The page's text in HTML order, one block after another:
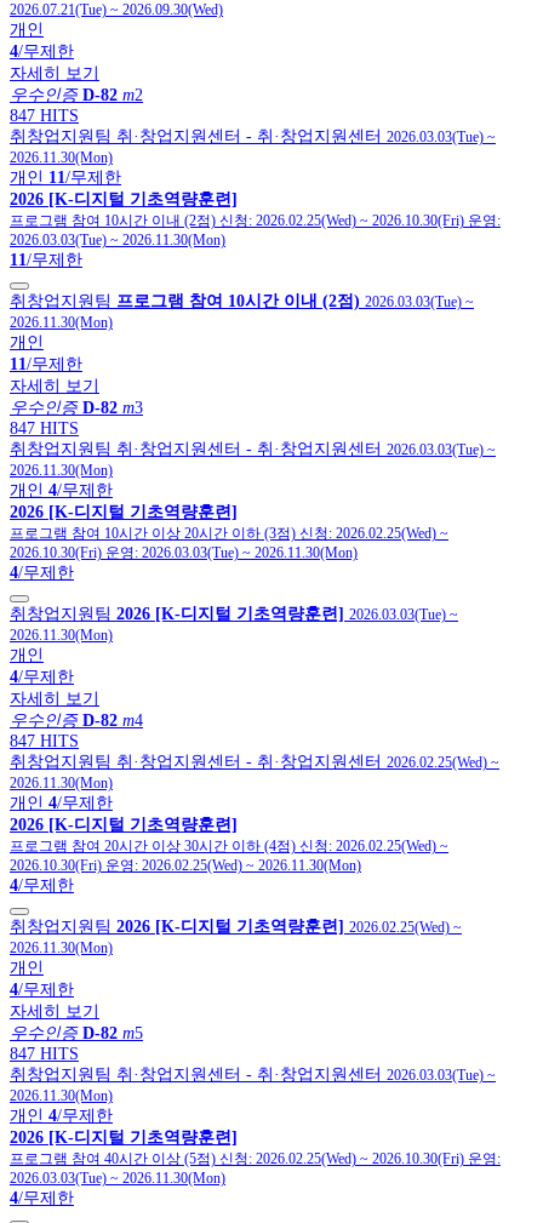
2026.07.21(Tue) ~ 2026.09.30(Wed)
개인
4/무제한
자세히 보기
우수인증 D-82 m2
847 HITS
취창업지원팀 취·창업지원센터 - 취·창업지원센터 2026.03.03(Tue) ~
2026.11.30(Mon)
개인 11/무제한
2026 [K-디지털 기초역량훈련]
프로그램 참여 10시간 이내 (2점) 신청: 2026.02.25(Wed) ~ 2026.10.30(Fri) 운영:
2026.03.03(Tue) ~ 2026.11.30(Mon)
11/무제한
취창업지원팀 프로그램 참여 10시간 이내 (2점) 2026.03.03(Tue) ~
2026.11.30(Mon)
개인
11/무제한
자세히 보기
우수인증 D-82 m3
847 HITS
취창업지원팀 취·창업지원센터 - 취·창업지원센터 2026.03.03(Tue) ~
2026.11.30(Mon)
개인 4/무제한
2026 [K-디지털 기초역량훈련]
프로그램 참여 10시간 이상 20시간 이하 (3점) 신청: 2026.02.25(Wed) ~
2026.10.30(Fri) 운영: 2026.03.03(Tue) ~ 2026.11.30(Mon)
4/무제한
취창업지원팀 2026 [K-디지털 기초역량훈련] 2026.03.03(Tue) ~
2026.11.30(Mon)
개인
4/무제한
자세히 보기
우수인증 D-82 m4
847 HITS
취창업지원팀 취·창업지원센터 - 취·창업지원센터 2026.02.25(Wed) ~
2026.11.30(Mon)
개인 4/무제한
2026 [K-디지털 기초역량훈련]
프로그램 참여 20시간 이상 30시간 이하 (4점) 신청: 2026.02.25(Wed) ~
2026.10.30(Fri) 운영: 2026.02.25(Wed) ~ 2026.11.30(Mon)
4/무제한
취창업지원팀 2026 [K-디지털 기초역량훈련] 2026.02.25(Wed) ~
2026.11.30(Mon)
개인
4/무제한
자세히 보기
우수인증 D-82 m5
847 HITS
취창업지원팀 취·창업지원센터 - 취·창업지원센터 2026.03.03(Tue) ~
2026.11.30(Mon)
개인 4/무제한
2026 [K-디지털 기초역량훈련]
프로그램 참여 40시간 이상 (5점) 신청: 2026.02.25(Wed) ~ 2026.10.30(Fri) 운영:
2026.03.03(Tue) ~ 2026.11.30(Mon)
4/무제한